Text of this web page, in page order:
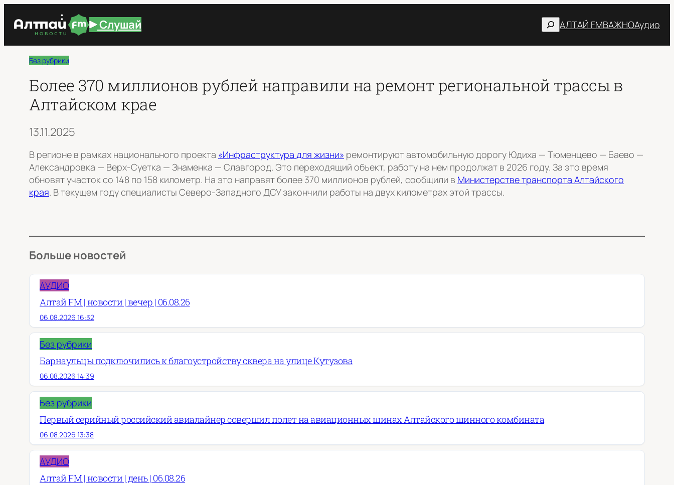
Слушай ПоискАЛТАЙ FMВАЖНОАудио
Без рубрики
Более 370 миллионов рублей направили на ремонт региональной трассы в
Алтайском крае
13.11.2025
В регионе в рамках национального проекта «Инфраструктура для жизни» ремонтируют автомобильную дорогу Юдиха — Тюменцево — Баево —
Александровка — Верх-Суетка — Знаменка — Славгород. Это переходящий объект, работу на нем продолжат в 2026 году. За это время
обновят участок со 148 по 158 километр. На это направят более 370 миллионов рублей, сообщили в Министерстве транспорта Алтайского
края. В текущем году специалисты Северо-Западного ДСУ закончили работы на двух километрах этой трассы.
Больше новостей
АУДИО
Алтай FM | новости | вечер | 06.08.26
06.08.2026 16:32
Без рубрики
Барнаульцы подключились к благоустройству сквера на улице Кутузова
06.08.2026 14:39
Без рубрики
Первый серийный российский авиалайнер совершил полет на авиационных шинах Алтайского шинного комбината
06.08.2026 13:38
АУДИО
Алтай FM | новости | день | 06.08.26